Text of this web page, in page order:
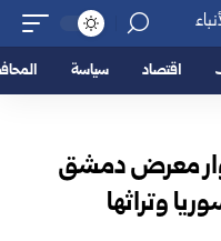
اقتصاد سياسة
معرض دمشق
وتراثها